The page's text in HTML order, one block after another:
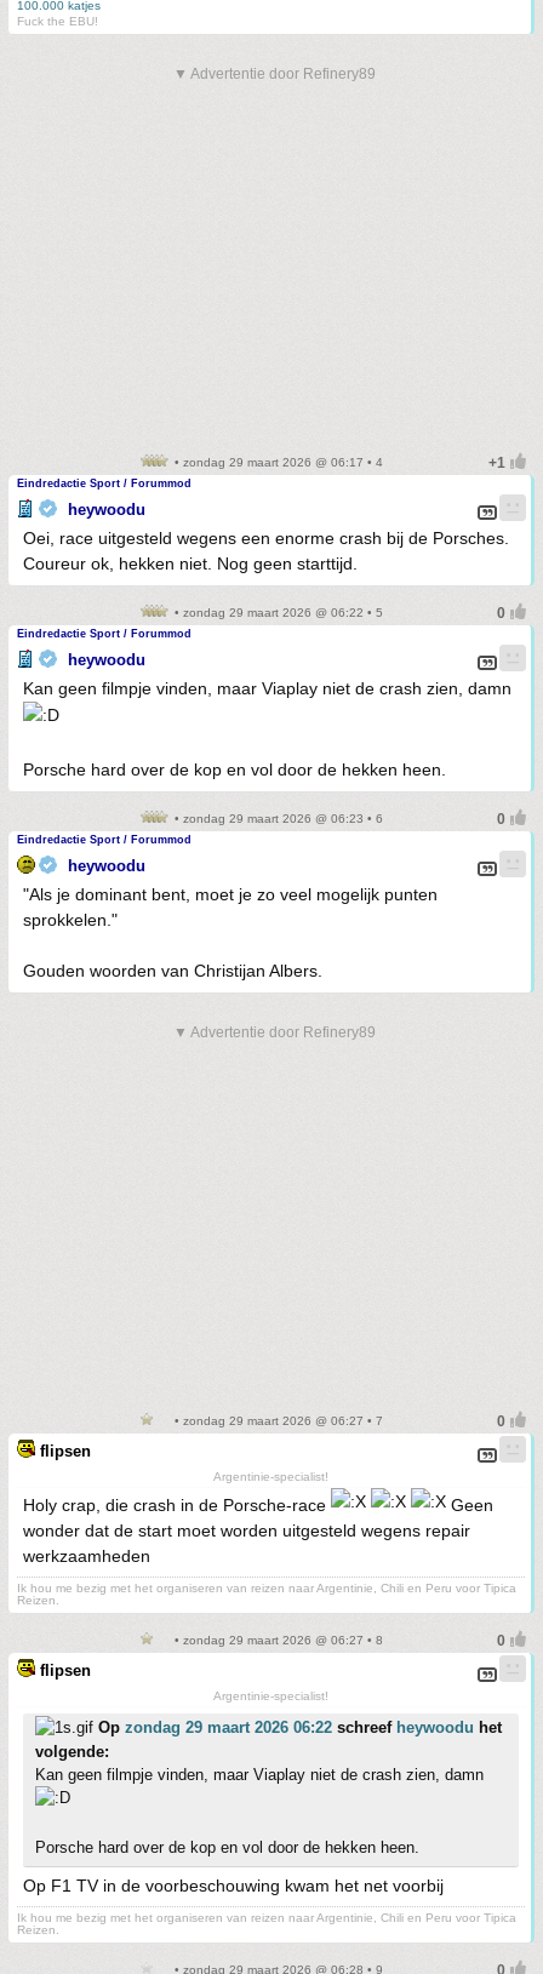
100.000 katjes
Fuck the EBU!
▼ Advertentie door Refinery89
• zondag 29 maart 2026 @ 06:17 • 4
Eindredactie Sport / Forummod
heywoodu
Oei, race uitgesteld wegens een enorme crash bij de Porsches.
Coureur ok, hekken niet. Nog geen starttijd.
• zondag 29 maart 2026 @ 06:22 • 5
Eindredactie Sport / Forummod
heywoodu
Kan geen filmpje vinden, maar Viaplay niet de crash zien, damn
Porsche hard over de kop en vol door de hekken heen.
• zondag 29 maart 2026 @ 06:23 • 6
Eindredactie Sport / Forummod
heywoodu
"Als je dominant bent, moet je zo veel mogelijk punten
sprokkelen."
Gouden woorden van Christijan Albers.
▼ Advertentie door Refinery89
• zondag 29 maart 2026 @ 06:27 • 7
flipsen
Argentinie-specialist!
Holy crap, die crash in de Porsche-race
Geen
wonder dat de start moet worden uitgesteld wegens repair
werkzaamheden
Ik hou me bezig met het organiseren van reizen naar Argentinie, Chili en Peru voor Tipica
Reizen.
• zondag 29 maart 2026 @ 06:27 • 8
flipsen
Argentinie-specialist!
Op zondag 29 maart 2026 06:22 schreef heywoodu het
volgende:
Kan geen filmpje vinden, maar Viaplay niet de crash zien, damn
Porsche hard over de kop en vol door de hekken heen.
Op F1 TV in de voorbeschouwing kwam het net voorbij
Ik hou me bezig met het organiseren van reizen naar Argentinie, Chili en Peru voor Tipica
Reizen.
• zondag 29 maart 2026 @ 06:28 • 9